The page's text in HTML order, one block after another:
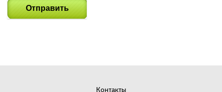
Отправить
Контакты